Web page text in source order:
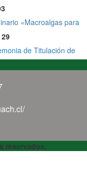
«Macroalgas para
29
de Titulación de
reservados.